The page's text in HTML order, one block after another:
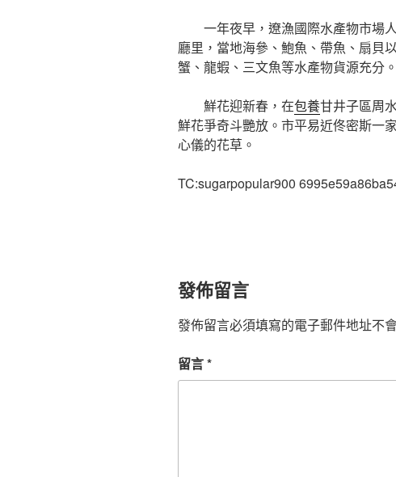
一年夜早，遼漁國際水產物市場
廳里，當地海參、鮑魚、帶魚、扇貝
蟹、龍蝦、三文魚等水產物貨源充分。
鮮花迎新春，在包養甘井子區周
鮮花爭奇斗艷放。市平易近佟密斯一
心儀的花草。
TC:sugarpopular900
發佈留言
發佈留言必須填寫的電子郵件地址不
留言*